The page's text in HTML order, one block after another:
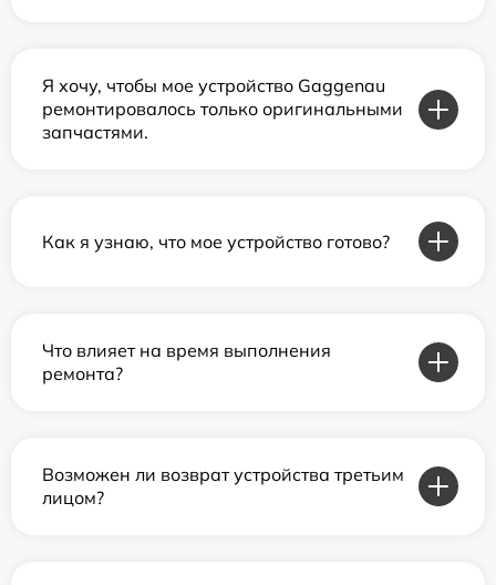
Я хочу, чтобы мое устройство Gaggenau
ремонтировалось только оригинальными
запчастями.
Как я узнаю, что мое устройство готово?
Что влияет на время выполнения
ремонта?
Возможен ли возврат устройства третьим
лицом?